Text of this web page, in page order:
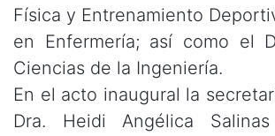
Física y Entrenamiento
en Enfermería; así como el
Ciencias de la Ingeniería.
En el acto inaugural la
Dra. Heidi Angélica